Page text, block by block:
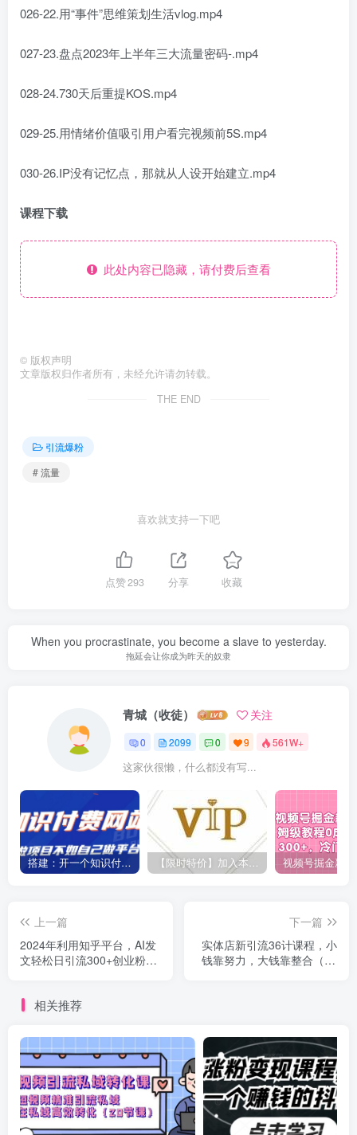
026-22.用“事件”思维策划生活vlog.mp4
027-23.盘点2023年上半年三大流量密码-.mp4
028-24.730天后重提KOS.mp4
029-25.用情绪价值吸引用户看完视频前5S.mp4
030-26.IP没有记忆点，那就从人设开始建立.mp4
课程下载
此处内容已隐藏，请付费后查看
© 版权声明
文章版权归作者所有，未经允许请勿转载。
THE END
引流爆粉
# 流量
喜欢就支持一下吧
点赞293 分享 收藏
When you procrastinate, you become a slave to yesterday.
拖延会让你成为昨天的奴隶
青城（收徒） 关注
0 2099 0 9 561W+
这家伙很懒，什么都没有写...
搭建：开一个知识付费资源网站，24小时全自动赚钱！ 【限时特价】加入本站VIP会员，海量最新各大团队网赚内部教程全免费，每天持续更新！
上一篇
2024年利用知乎平台，AI发
文轻松日引流300+创业粉，
下一篇
实体店新引流36计课程，小
钱靠努力，大钱靠整合（48
相关推荐